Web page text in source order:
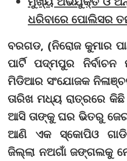
ଧରିବାରେ ପୋଲିସର
ବରଗଡ, (ନିରୋଜ କୁମାର
ପାର୍ଟି ପଦ୍ମପୁର
ମିଡିଆର ସଂଯୋଜକ
ତାରିଖ ମଧ୍ୟ ରାତ୍ରରେ
ଆସି ତାଙ୍କୁ ଘର ଭିତରୁ
ଆଣି ଏକ ସ୍କୋପିଓ
ଜିଲ୍ଲା ନଅଗାଁ ଜଙ୍ଗଲକୁ